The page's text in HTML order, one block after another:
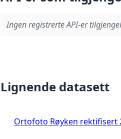
Ingen registrerte API-er
Lignende datasett
Ortofoto Røyken rektifisert